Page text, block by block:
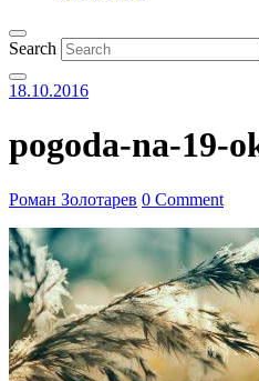
Search
18.10.2016
pogoda-na-19-
Роман Золотарев 0 Comment